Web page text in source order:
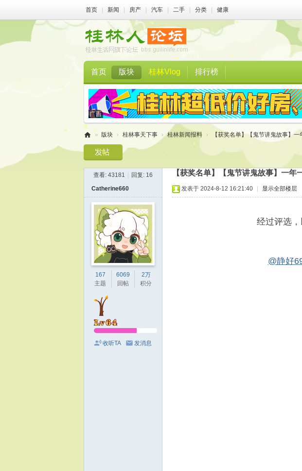
首页 新闻 房产 汽车 二手 分类 健康
首页 版块 桂林Vlog 排行榜
林
» 版块 › 桂林事天下事 › 桂林新闻报料 › 【获奖名单】【鬼节讲鬼故事】
查看: 43181 回复: 16 【获奖名单】【鬼节讲鬼故事】一
Catherine660
167
主题
6069
回帖
2万
积分
收听TA 发消息
发表于 2024-8-12 16:21:40 显示全部楼层
经过评选
@静好